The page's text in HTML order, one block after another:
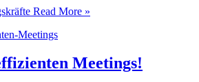
Read More »
Meetings!